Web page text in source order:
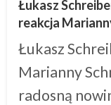
Łukasz
reakcja
Łukasz
Marianny
radosną